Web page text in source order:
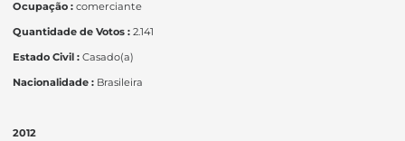
Ocupação :comerciante
Quantidade de Votos :2.141
Estado Civil :Casado(a)
Nacionalidade : Brasileira
2012